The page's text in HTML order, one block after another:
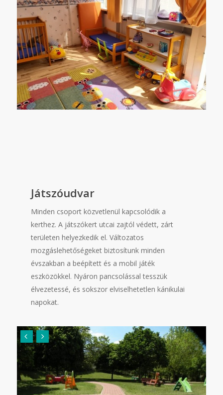
Játszóudvar
Minden csoport közvetlenül kapcsolódik a
kerthez. A játszókert utcai zajtól védett, zárt
területen helyezkedik el. Változatos
mozgáslehetőségeket biztosítunk minden
évszakban a beépített és a mobil játék
eszközökkel. Nyáron pancsolással tesszük
élvezetessé, és sokszor elviselhetetlen kánikulai
napokat.